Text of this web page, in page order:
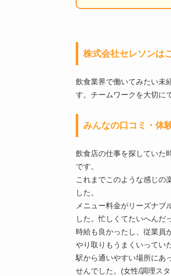
株式会社セレソンは
飲食業界で働いてみたい未
す。チームワークを大切に
みんなの口コミ・体
飲食店の仕事を探していた
です。
これまでこのような感じの
した。
メニュー料金がリーズナブ
した。忙しくてたいへんだ
時給も良かったし、従業員
やり取りもうまくいってい
駅から通いやすい場所にあ
せんでした。(女性/調理ス